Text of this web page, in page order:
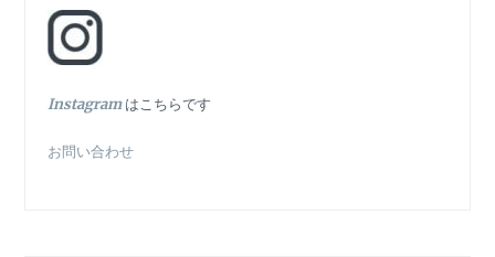
Instagramはこちらです
お問い合わせ